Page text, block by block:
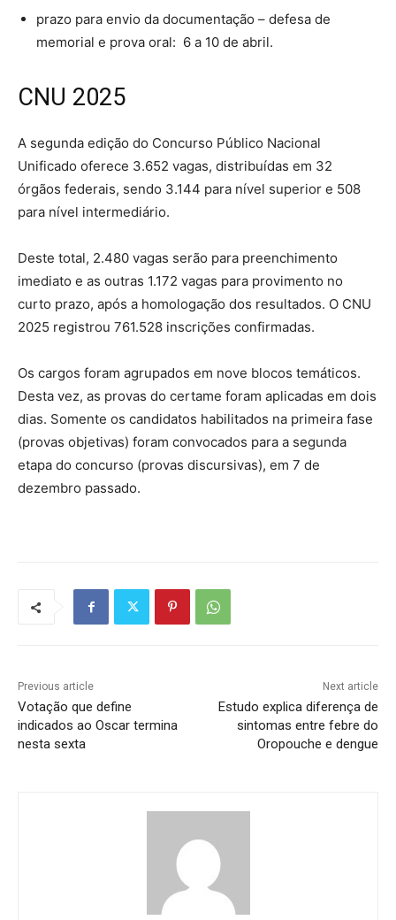
prazo para envio da documentação – defesa de
memorial e prova oral: 6 a 10 de abril.
CNU 2025
A segunda edição do Concurso Público Nacional
Unificado oferece 3.652 vagas, distribuídas em 32
órgãos federais, sendo 3.144 para nível superior e 508
para nível intermediário.
Deste total, 2.480 vagas serão para preenchimento
imediato e as outras 1.172 vagas para provimento no
curto prazo, após a homologação dos resultados​. O CNU
2025 registrou 761.528 inscrições confirmadas.
Os cargos foram agrupados em nove blocos temáticos.
Desta vez, as provas do certame foram aplicadas em dois
dias. Somente os candidatos habilitados na primeira fase
(provas objetivas) foram convocados para a segunda
etapa do concurso (provas discursivas), em 7 de
dezembro passado.
Previous article
Votação que define
indicados ao Oscar termina
nesta sexta
Next article
Estudo explica diferença de
sintomas entre febre do
Oropouche e dengue